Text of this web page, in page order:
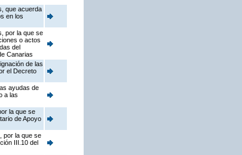
que acuerda
en los
por la que se
o actos
del
Canarias
de las
el Decreto
ayudas de
a las
la que se
de Apoyo
por la que se
III.10 del